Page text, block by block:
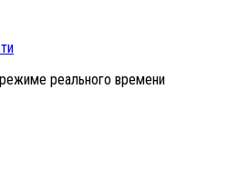
реального времени